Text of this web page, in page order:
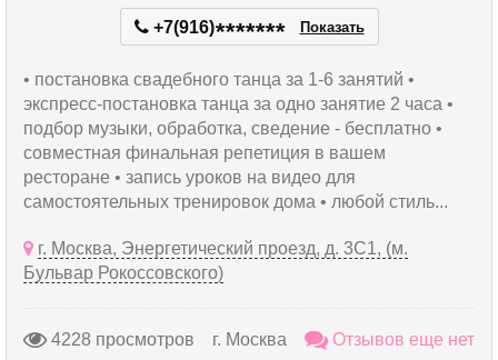
+7(916)******* Показать
• постановка свадебного танца за 1-6 занятий •
экспресс-постановка танца за одно занятие 2 часа •
подбор музыки, обработка, сведение - бесплатно •
совместная финальная репетиция в вашем
ресторане • запись уроков на видео для
самостоятельных тренировок дома • любой стиль...
г. Москва, Энергетический проезд, д. 3С1, (м.
Бульвар Рокоссовского)
4228 просмотров г. Москва Отзывов еще нет